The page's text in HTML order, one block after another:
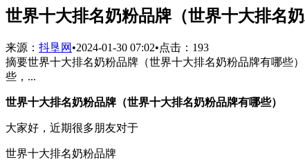
世界十大排名奶粉品牌（世界十大排名奶
来源： 抖垦网 •2024-01-30 07:02•点击： 193
摘要世界十大排名奶粉品牌（世界十大排名奶粉品牌有哪些
些，...
世界十大排名奶粉品牌（世界十大排名奶粉品牌有哪些）
大家好，近期很多朋友对于
世界十大排名奶粉品牌